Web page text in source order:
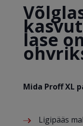
lase
Mida Proff XL
Ligipääs